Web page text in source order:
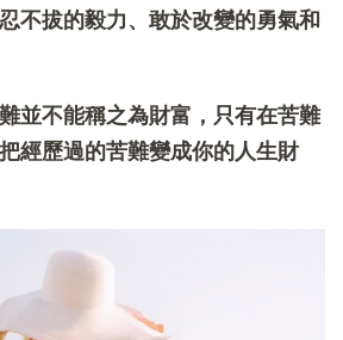
不拔的毅力、敢於改變的勇氣和
並不能稱之為財富，只有在苦難
經歷過的苦難變成你的人生財